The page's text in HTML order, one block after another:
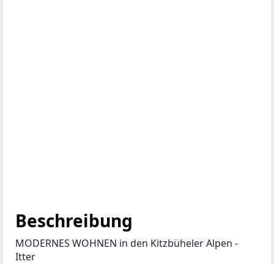
Beschreibung
MODERNES WOHNEN in den Kitzbüheler Alpen -
Itter